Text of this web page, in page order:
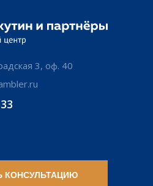
КОНСУЛЬТАЦИЮ
3, оф. 40